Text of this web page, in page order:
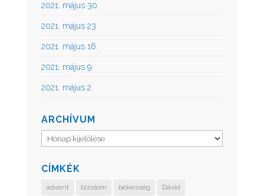
2021. május 30.
2021. május 23.
2021. május 16.
2021. május 9.
2021. május 2.
ARCHÍVUM
Archívum
CÍMKÉK
advent bizalom békesség Dávid